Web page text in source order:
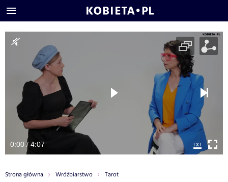
0:00 / 4:07
Strona główna Wróżbiarstwo Tarot